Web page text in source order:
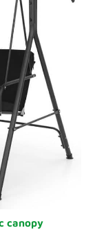
canopy